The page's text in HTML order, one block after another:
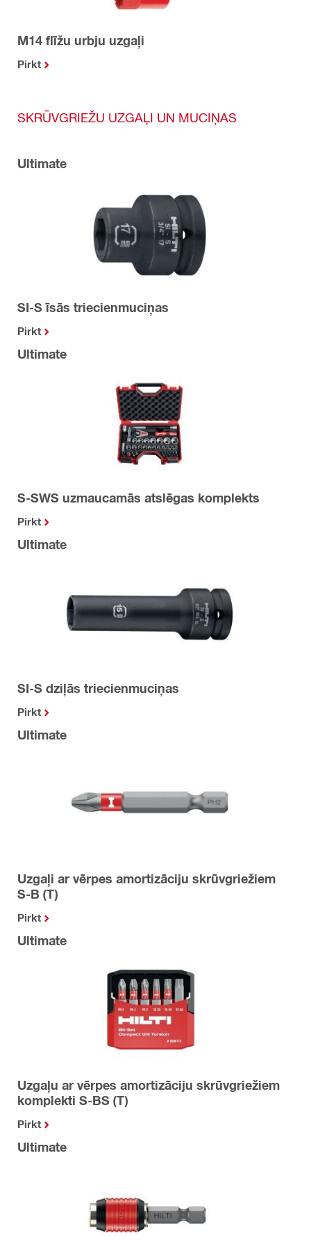
M14 flīžu urbju uzgaļi
Pirkt
SKRŪVGRIEŽU UZGAĻI UN MUCIŅAS
Ultimate
SI-S īsās triecienmuciņas
Pirkt
Ultimate
S-SWS uzmaucamās atslēgas komplekts
Pirkt
Ultimate
SI-S dziļās triecienmuciņas
Pirkt
Ultimate
Uzgaļi ar vērpes amortizāciju skrūvgriežiem
S-B (T)
Pirkt
Ultimate
Uzgaļu ar vērpes amortizāciju skrūvgriežiem
komplekti S-BS (T)
Pirkt
Ultimate